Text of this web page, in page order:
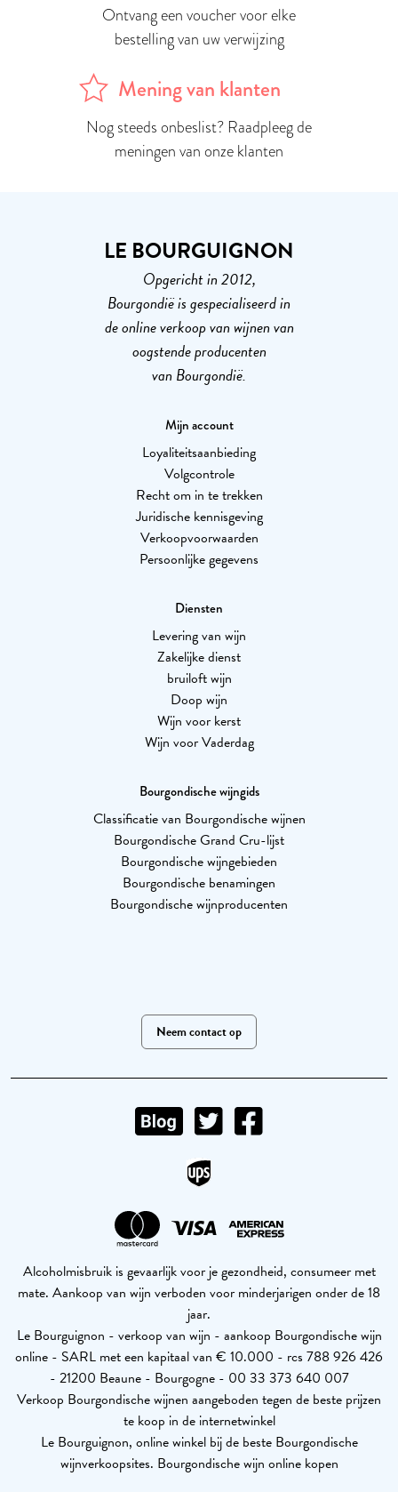
Ontvang een voucher voor elke
bestelling van uw verwijzing
Mening van klanten
Nog steeds onbeslist? Raadpleeg de
meningen van onze klanten
LE BOURGUIGNON
Opgericht in 2012,
Bourgondië is gespecialiseerd in
de online verkoop van wijnen van
oogstende producenten
van Bourgondië.
Mijn account
Loyaliteitsaanbieding
Volgcontrole
Recht om in te trekken
Juridische kennisgeving
Verkoopvoorwaarden
Persoonlijke gegevens
Diensten
Levering van wijn
Zakelijke dienst
bruiloft wijn
Doop wijn
Wijn voor kerst
Wijn voor Vaderdag
Bourgondische wijngids
Classificatie van Bourgondische wijnen
Bourgondische Grand Cru-lijst
Bourgondische wijngebieden
Bourgondische benamingen
Bourgondische wijnproducenten
Neem contact op
Alcoholmisbruik is gevaarlijk voor je gezondheid, consumeer met
mate. Aankoop van wijn verboden voor minderjarigen onder de 18
jaar.
Le Bourguignon - verkoop van wijn - aankoop Bourgondische wijn
online - SARL met een kapitaal van € 10.000 - rcs 788 926 426
- 21200 Beaune - Bourgogne - 00 33 373 640 007
Verkoop Bourgondische wijnen aangeboden tegen de beste prijzen
te koop in de internetwinkel
Le Bourguignon, online winkel bij de beste Bourgondische
wijnverkoopsites. Bourgondische wijn online kopen